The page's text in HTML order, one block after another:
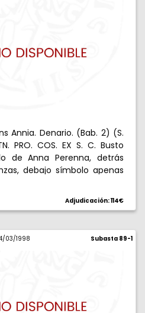
Annia. Denario. (Bab. 2) (S.
PRO. COS. EX S. C. Busto
de Anna Perenna, detrás
debajo símbolo apenas
Qù. 3,78 g. Escasa.
Adjudicación: 114€
03/1998 Subasta 89-1